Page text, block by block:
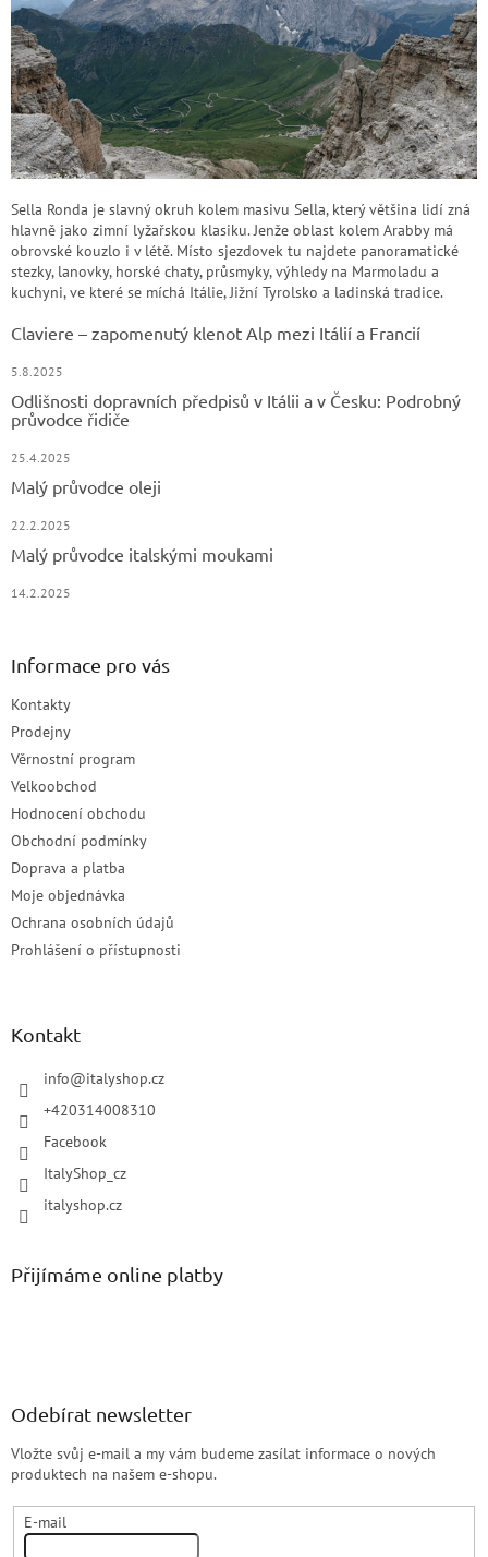
Sella Ronda je slavný okruh kolem masivu Sella, který většina lidí zná
hlavně jako zimní lyžařskou klasiku. Jenže oblast kolem Arabby má
obrovské kouzlo i v létě. Místo sjezdovek tu najdete panoramatické
stezky, lanovky, horské chaty, průsmyky, výhledy na Marmoladu a
kuchyni, ve které se míchá Itálie, Jižní Tyrolsko a ladinská tradice.
Claviere – zapomenutý klenot Alp mezi Itálií a Francií
5.8.2025
Odlišnosti dopravních předpisů v Itálii a v Česku: Podrobný
průvodce řidiče
25.4.2025
Malý průvodce oleji
22.2.2025
Malý průvodce italskými moukami
14.2.2025
Informace pro vás
Kontakty
Prodejny
Věrnostní program
Velkoobchod
Hodnocení obchodu
Obchodní podmínky
Doprava a platba
Moje objednávka
Ochrana osobních údajů
Prohlášení o přístupnosti
Kontakt
info@italyshop.cz
+420314008310
Facebook
ItalyShop_cz
italyshop.cz
Přijímáme online platby
Odebírat newsletter
Vložte svůj e-mail a my vám budeme zasílat informace o nových
produktech na našem e-shopu.
E-mail